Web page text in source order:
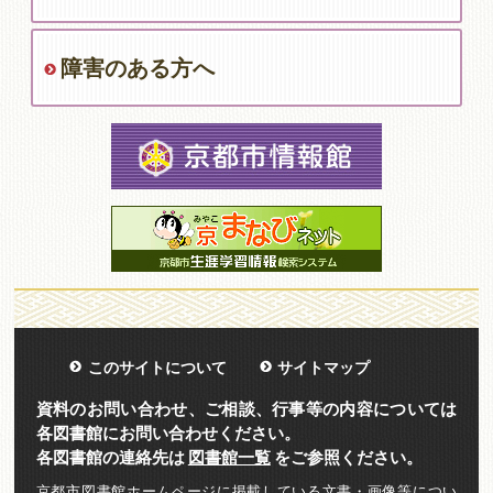
障害のある方へ
このサイトについて サイトマップ
資料のお問い合わせ、ご相談、行事等の内容については
各図書館にお問い合わせください。
各図書館の連絡先は 図書館一覧をご参照ください。